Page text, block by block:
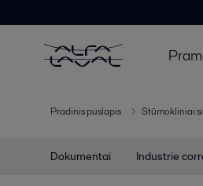
Pradinis puslapis Stūmokliniai
Dokumentai Industrie